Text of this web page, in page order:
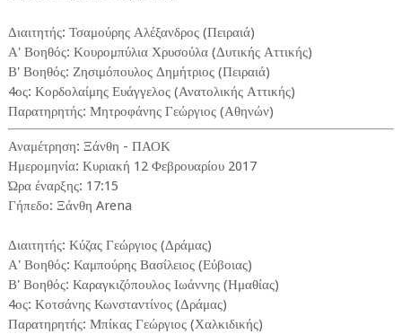
Διαιτητής: Τσαμούρης Αλέξανδρος (Πειραιά)
Α' Βοηθός: Κουρομπύλια Χρυσούλα (Δυτικής Αττικής)
Β' Βοηθός: Ζησιμόπουλος Δημήτριος (Πειραιά)
4ος: Κορδολαίμης Ευάγγελος (Ανατολικής Αττικής)
Παρατηρητής: Μητροφάνης Γεώργιος (Αθηνών)
Αναμέτρηση: Ξάνθη - ΠΑΟΚ
Ημερομηνία: Κυριακή 12 Φεβρουαρίου 2017
Ώρα έναρξης: 17:15
Γήπεδο: Ξάνθη Arena
Διαιτητής: Κύζας Γεώργιος (Δράμας)
Α' Βοηθός: Καμπούρης Βασίλειος (Εύβοιας)
Β' Βοηθός: Καραγκιζόπουλος Ιωάννης (Ημαθίας)
4ος: Κοτσάνης Κωνσταντίνος (Δράμας)
Παρατηρητής: Μπίκας Γεώργιος (Χαλκιδικής)